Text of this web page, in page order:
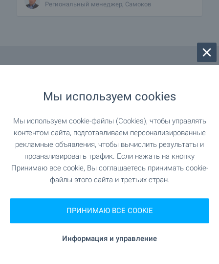
Региональный менеджер, Самоков
Добро пожаловать на видео
осмотр недвижимости!
У нас вы найдете тысячи объектов
недвижимости с видеоклипом, со всей уголков
Мы используем cookies
Мы используем cookie-файлы (Cookies), чтобы управлять
контентом сайта, подготавливаем персонализированные
рекламные объявления, чтобы вычислить результаты и
проанализировать трафик. Если нажать на кнопку
Принимаю все cookie, Вы соглашаетесь принимать cookie-
файлы этого сайта и третьих стран.
ПРИНИМАЮ ВСЕ COOKIE
Информация и управление